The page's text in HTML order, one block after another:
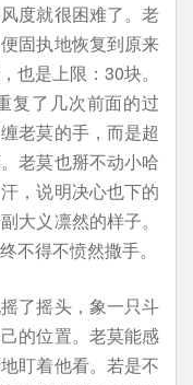
度就很困难了。老
固执地恢复到原来
也是上限：30块。
复了几次前面的过
老莫的手，而是超
老莫也掰不动小哈
，说明决心也下的
大义凛然的样子。
不得不愤然撒手。
了摇头，象一只斗
的位置。老莫能感
盯着他看。若是不